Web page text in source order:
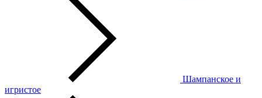
Шампанское и
игристое